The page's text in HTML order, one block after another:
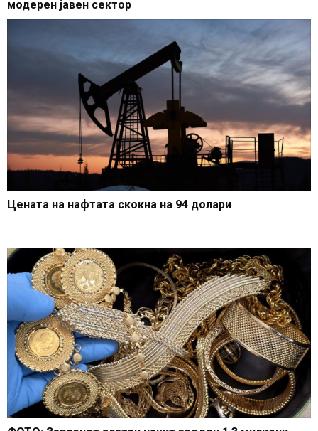
модерен јавен сектор
Цената на нафтата скокна на 94 долари